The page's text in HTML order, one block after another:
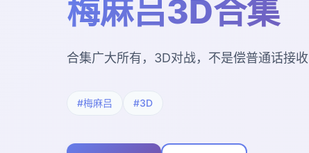
梅麻吕3D合集
合集广大所有，3D对战，不是偿普通话接收
#梅麻吕 #3D